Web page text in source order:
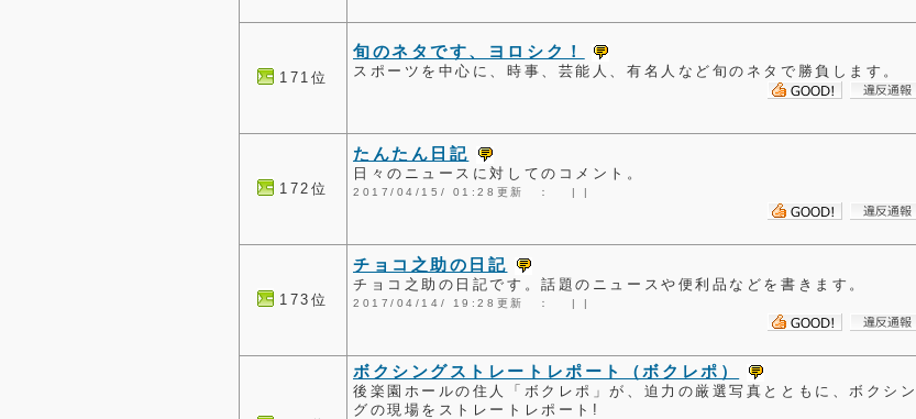
171位
旬のネタです、ヨロシク！
スポーツを中心に、時事、芸能人、有名人など旬のネタで勝負します。
172位
たんたん日記
日々のニュースに対してのコメント。
2017/04/15/ 01:28更新 ： | |
173位
チョコ之助の日記
チョコ之助の日記です。話題のニュースや便利品などを書きます。
2017/04/14/ 19:28更新 ： | |
ボクシングストレートレポート（ボクレポ）
後楽園ホールの住人「ボクレポ」が、迫力の厳選写真とともに、ボクシン
グの現場をストレートレポート!